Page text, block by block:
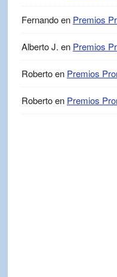
Fernandoen Premios
Alberto J. en Premios
Robertoen Premios
Robertoen Premios